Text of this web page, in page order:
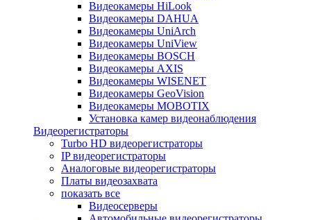
Видеокамеры HiLook
Видеокамеры DAHUA
Видеокамеры UniArch
Видеокамеры UniView
Видеокамеры BOSCH
Видеокамеры AXIS
Видеокамеры WISENET
Видеокамеры GeoVision
Видеокамеры MOBOTIX
Установка камер видеонаблюдения
Видеорегистраторы
Turbo HD видеорегистраторы
IP видеорегистраторы
Аналоговые видеорегистраторы
Платы видеозахвата
показать все
Видеосерверы